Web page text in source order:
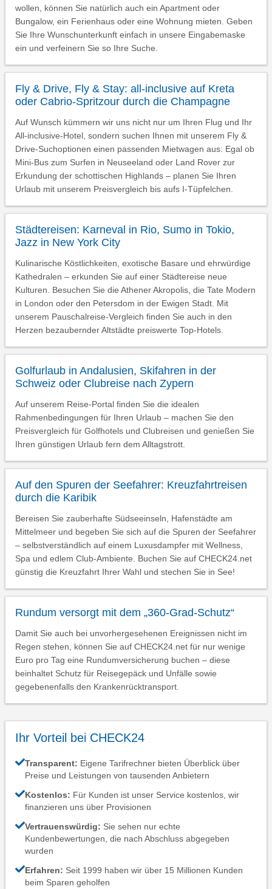
wollen, können Sie natürlich auch ein Apartment oder
Bungalow, ein Ferienhaus oder eine Wohnung mieten. Geben
Sie Ihre Wunschunterkunft einfach in unsere Eingabemaske
ein und verfeinern Sie so Ihre Suche.
Fly & Drive, Fly & Stay: all-inclusive auf Kreta
oder Cabrio-Spritzour durch die Champagne
Auf Wunsch kümmern wir uns nicht nur um Ihren Flug und Ihr
All-inclusive-Hotel, sondern suchen Ihnen mit unserem Fly &
Drive-Suchoptionen einen passenden Mietwagen aus: Egal ob
Mini-Bus zum Surfen in Neuseeland oder Land Rover zur
Erkundung der schottischen Highlands – planen Sie Ihren
Urlaub mit unserem Preisvergleich bis aufs I-Tüpfelchen.
Städtereisen: Karneval in Rio, Sumo in Tokio,
Jazz in New York City
Kulinarische Köstlichkeiten, exotische Basare und ehrwürdige
Kathedralen – erkunden Sie auf einer Städtereise neue
Kulturen. Besuchen Sie die Athener Akropolis, die Tate Modern
in London oder den Petersdom in der Ewigen Stadt. Mit
unserem Pauschalreise-Vergleich finden Sie auch in den
Herzen bezaubernder Altstädte preiswerte Top-Hotels.
Golfurlaub in Andalusien, Skifahren in der
Schweiz oder Clubreise nach Zypern
Auf unserem Reise-Portal finden Sie die idealen
Rahmenbedingungen für Ihren Urlaub – machen Sie den
Preisvergleich für Golfhotels und Clubreisen und genießen Sie
Ihren günstigen Urlaub fern dem Alltagstrott.
Auf den Spuren der Seefahrer: Kreuzfahrtreisen
durch die Karibik
Bereisen Sie zauberhafte Südseeinseln, Hafenstädte am
Mittelmeer und begeben Sie sich auf die Spuren der Seefahrer
– selbstverständlich auf einem Luxusdampfer mit Wellness,
Spa und edlem Club-Ambiente. Buchen Sie auf CHECK24.net
günstig die Kreuzfahrt Ihrer Wahl und stechen Sie in See!
Rundum versorgt mit dem „360-Grad-Schutz“
Damit Sie auch bei unvorhergesehenen Ereignissen nicht im
Regen stehen, können Sie auf CHECK24.net für nur wenige
Euro pro Tag eine Rundumversicherung buchen – diese
beinhaltet Schutz für Reisegepäck und Unfälle sowie
gegebenenfalls den Krankenrücktransport.
Ihr Vorteil bei CHECK24
Transparent: Eigene Tarifrechner bieten Überblick über
Preise und Leistungen von tausenden Anbietern
Kostenlos: Für Kunden ist unser Service kostenlos, wir
finanzieren uns über Provisionen
Vertrauenswürdig: Sie sehen nur echte
Kundenbewertungen, die nach Abschluss abgegeben
wurden
Erfahren: Seit 1999 haben wir über 15 Millionen Kunden
beim Sparen geholfen